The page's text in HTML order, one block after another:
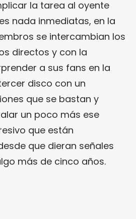
la tarea al oyente
nada inmediatas, en la
se intercambian los
directos y con la
a sus fans en la
disco con un
que se bastan y
un poco más ese
que están
que dieran señales
más de cinco años.